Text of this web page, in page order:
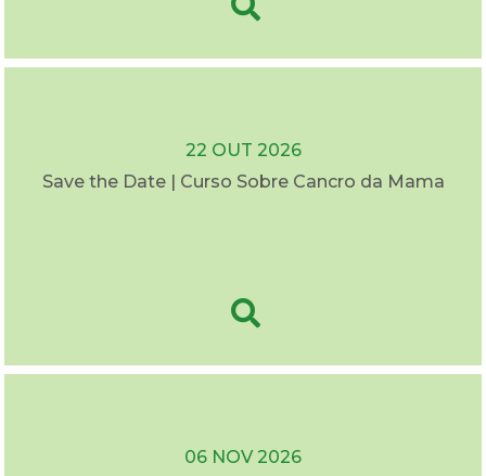
22 OUT 2026
Save the Date | Curso Sobre Cancro da Mama
06 NOV 2026